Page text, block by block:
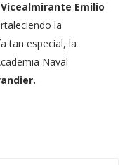
Vicealmirante Emilio
la
tan especial, la
Naval